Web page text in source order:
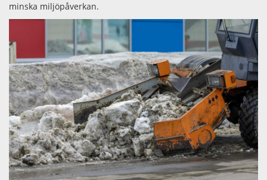
minska miljöpåverkan.